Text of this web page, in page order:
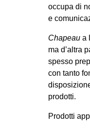
occupa di
e
Chapeau a
ma d’altra
spesso
con tanto
prodotti.
Prodotti